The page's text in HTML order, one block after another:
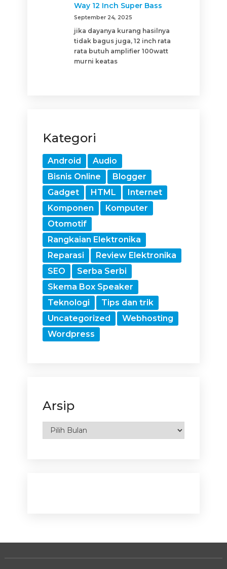
Way 12 Inch Super Bass
September 24, 2025
jika dayanya kurang hasilnya
tidak bagus juga, 12 inch rata
rata butuh amplifier 100watt
murni keatas
Kategori
Android
Audio
Bisnis Online
Blogger
Gadget
HTML
Internet
Komponen
Komputer
Otomotif
Rangkaian Elektronika
Reparasi
Review Elektronika
SEO
Serba Serbi
Skema Box Speaker
Teknologi
Tips dan trik
Uncategorized
Webhosting
Wordpress
Arsip
Arsip